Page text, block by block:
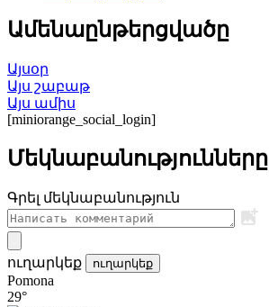
Ամենաընթերցվածը
Այսօր
Այս շաբաթ
Այս ամիս
[miniorange_social_login]
Մեկնաբանությունները
Գրել մեկնաբանություն
ուղարկեք ուղարկեք
Pomona
29°